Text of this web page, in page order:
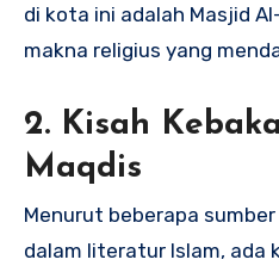
di kota ini adalah Masjid
makna religius yang
2. Kisah
Maqdis
Menurut beberapa
dalam literatur Islam, ada